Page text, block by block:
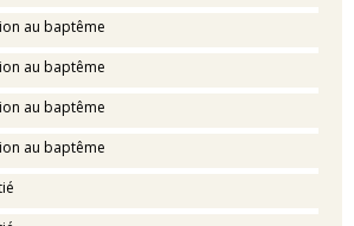
au baptême
au baptême
au baptême
au baptême